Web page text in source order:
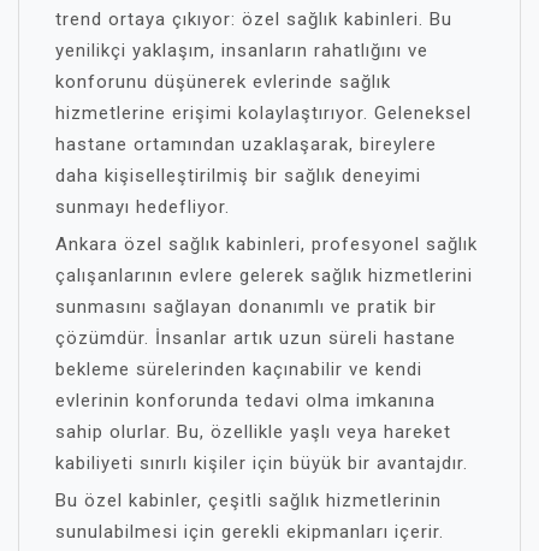
trend ortaya çıkıyor: özel sağlık kabinleri. Bu
yenilikçi yaklaşım, insanların rahatlığını ve
konforunu düşünerek evlerinde sağlık
hizmetlerine erişimi kolaylaştırıyor. Geleneksel
hastane ortamından uzaklaşarak, bireylere
daha kişiselleştirilmiş bir sağlık deneyimi
sunmayı hedefliyor.
Ankara özel sağlık kabinleri, profesyonel sağlık
çalışanlarının evlere gelerek sağlık hizmetlerini
sunmasını sağlayan donanımlı ve pratik bir
çözümdür. İnsanlar artık uzun süreli hastane
bekleme sürelerinden kaçınabilir ve kendi
evlerinin konforunda tedavi olma imkanına
sahip olurlar. Bu, özellikle yaşlı veya hareket
kabiliyeti sınırlı kişiler için büyük bir avantajdır.
Bu özel kabinler, çeşitli sağlık hizmetlerinin
sunulabilmesi için gerekli ekipmanları içerir.